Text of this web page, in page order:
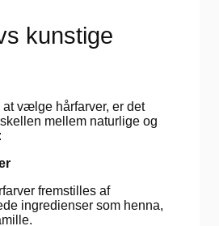
kunstige
at vælge hårfarver, er det
mellem naturlige og
fremstilles af
ingredienser som henna,